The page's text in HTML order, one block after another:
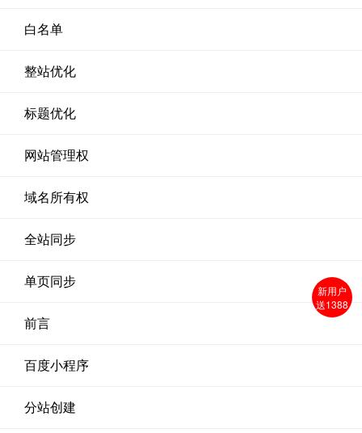
白名单
整站优化
标题优化
网站管理权
域名所有权
全站同步
单页同步
前言
百度小程序
分站创建
新用户
送1388